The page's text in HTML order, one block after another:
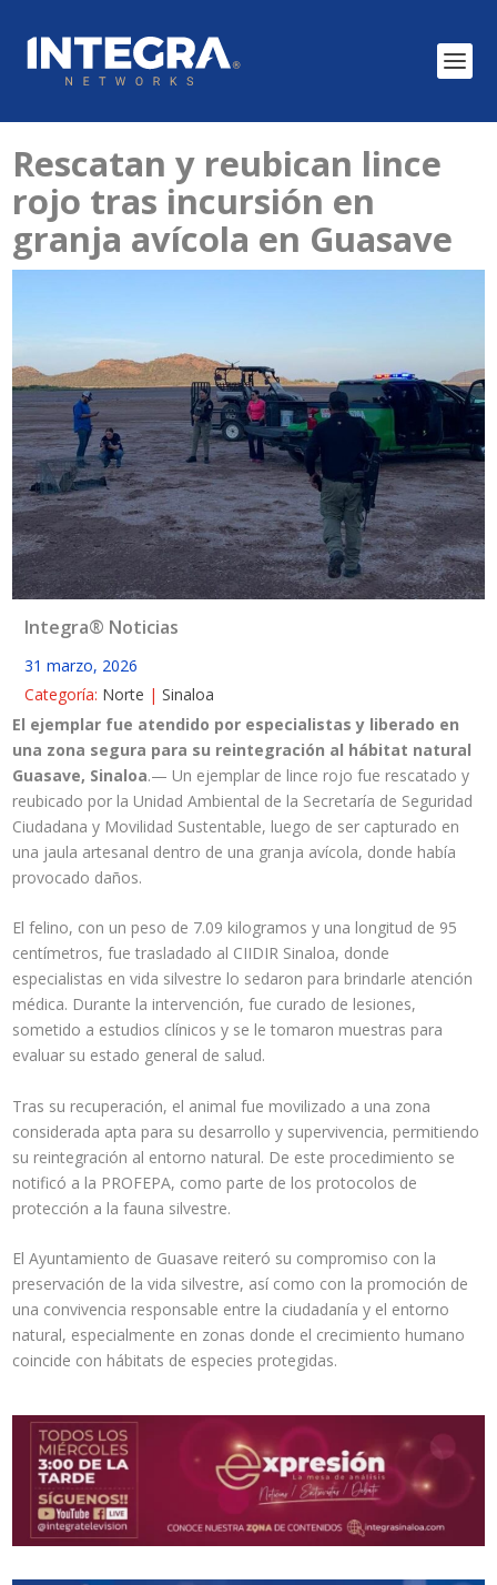
Rescatan y reubican lince
rojo tras incursión en
granja avícola en Guasave
Integra® Noticias
31 marzo, 2026
Categoría: Norte |Sinaloa
El ejemplar fue atendido por especialistas y liberado en
una zona segura para su reintegración al hábitat natural
Guasave, Sinaloa.— Un ejemplar de lince rojo fue rescatado y
reubicado por la Unidad Ambiental de la Secretaría de Seguridad
Ciudadana y Movilidad Sustentable, luego de ser capturado en
una jaula artesanal dentro de una granja avícola, donde había
provocado daños.
El felino, con un peso de 7.09 kilogramos y una longitud de 95
centímetros, fue trasladado al CIIDIR Sinaloa, donde
especialistas en vida silvestre lo sedaron para brindarle atención
médica. Durante la intervención, fue curado de lesiones,
sometido a estudios clínicos y se le tomaron muestras para
evaluar su estado general de salud.
Tras su recuperación, el animal fue movilizado a una zona
considerada apta para su desarrollo y supervivencia, permitiendo
su reintegración al entorno natural. De este procedimiento se
notificó a la PROFEPA, como parte de los protocolos de
protección a la fauna silvestre.
El Ayuntamiento de Guasave reiteró su compromiso con la
preservación de la vida silvestre, así como con la promoción de
una convivencia responsable entre la ciudadanía y el entorno
natural, especialmente en zonas donde el crecimiento humano
coincide con hábitats de especies protegidas.